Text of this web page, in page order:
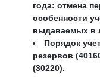
года: отмена
особенности
выдаваемых в
Порядок
резервов
(30220).